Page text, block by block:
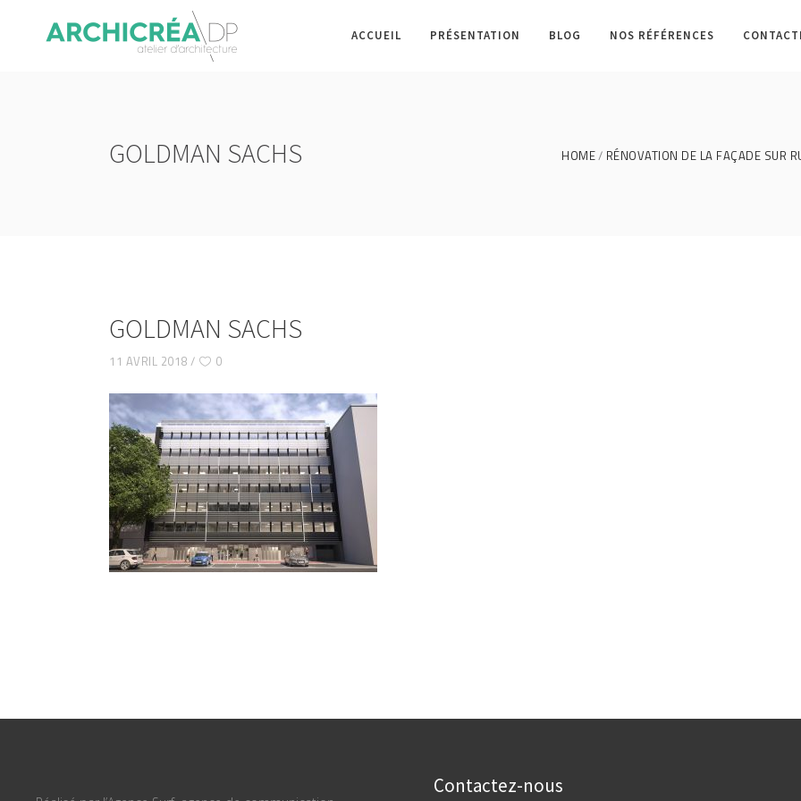
ACCUEIL PRÉSENTATION BLOG NOS RÉFÉRENCES
GOLDMAN SACHS HOME RÉNOVATION DE LA FAÇADE SUR
GOLDMAN SACHS
11 AVRIL 2018 0
Contactez-nous